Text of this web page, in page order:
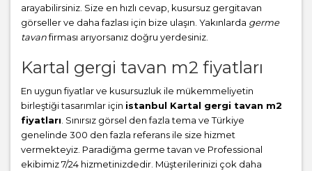
arayabilirsiniz. Size en hızlı cevap, kusursuz gergitavan
görseller ve daha fazlası için bize ulaşın. Yakınlarda germe
tavanfirması arıyorsanız doğru yerdesiniz.
Kartal gergi tavan m2 fiyatları
En uygun fiyatlar ve kusursuzluk ile mükemmeliyetin
birleştiği tasarımlar için istanbul Kartal gergi tavan m2
fiyatları . Sınırsız görsel den fazla tema ve Türkiye
genelinde 300 den fazla referans ile size hizmet
vermekteyiz. Paradiğma germe tavan ve Professional
ekibimiz 7/24 hizmetinizdedir. Müşterilerinizi çok daha